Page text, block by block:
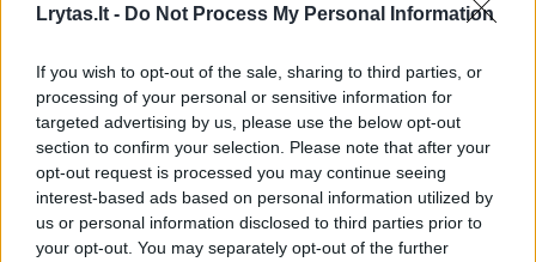
Lrytas.lt - Do Not Process My Personal Information
If you wish to opt-out of the sale, sharing to third parties, or
processing of your personal or sensitive information for
targeted advertising by us, please use the below opt-out
section to confirm your selection. Please note that after your
opt-out request is processed you may continue seeing
interest-based ads based on personal information utilized by
us or personal information disclosed to third parties prior to
your opt-out. You may separately opt-out of the further
įprotį: tą daro daugiau nei pusė pradinukų
Lietuvos diena
Visi įrašai